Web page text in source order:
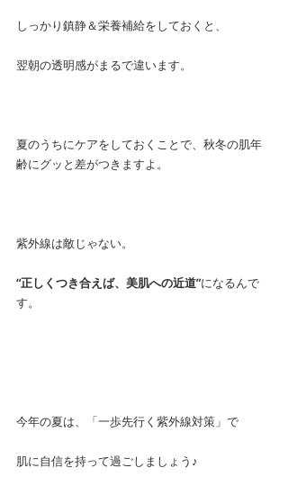
しっかり鎮静＆栄養補給をしておくと、
翌朝の透明感がまるで違います。
夏のうちにケアをしておくことで、秋冬の肌年
齢にグッと差がつきますよ。
紫外線は敵じゃない。
“正しくつき合えば、美肌への近道”になるんで
す。
今年の夏は、「一歩先行く紫外線対策」で
肌に自信を持って過ごしましょう♪